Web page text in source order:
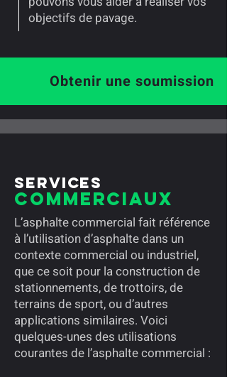
objectifs de pavage.
Obtenir une soumission
Services
Commerciaux
L’asphalte commercial fait référence
à l’utilisation d’asphalte dans un
contexte commercial ou industriel,
que ce soit pour la construction de
stationnements, de trottoirs, de
terrains de sport, ou d’autres
applications similaires. Voici
quelques-unes des utilisations
courantes de l’asphalte commercial :